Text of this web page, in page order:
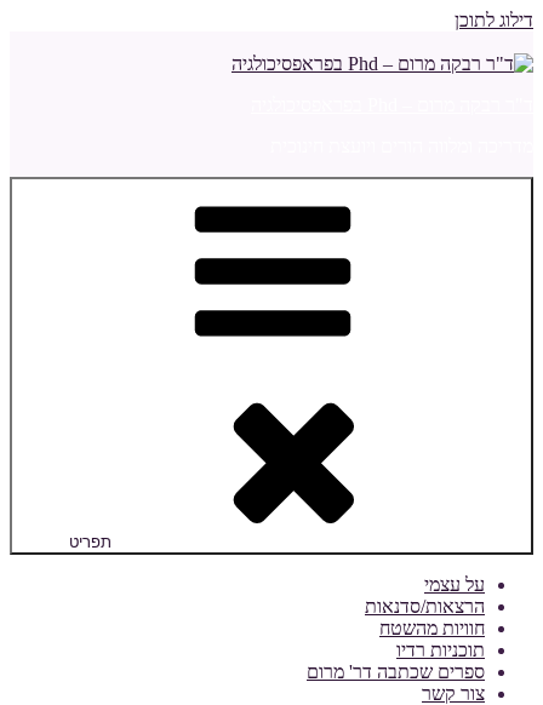
דילוג לתוכן
תפריט
על עצמי
הרצאות/סדנאות
חוויות מהשטח
תוכניות רדיו
ספרים שכתבה דר' מרום
צור קשר